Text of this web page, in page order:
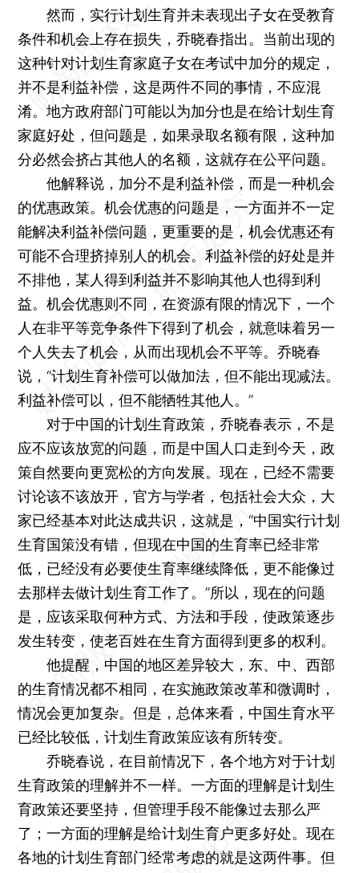
然而，实行计划生育并未表现出子女在受教育
条件和机会上存在损失，乔晓春指出。当前出现的
这种针对计划生育家庭子女在考试中加分的规定，
并不是利益补偿，这是两件不同的事情，不应混
淆。地方政府部门可能以为加分也是在给计划生育
家庭好处，但问题是，如果录取名额有限，这种加
分必然会挤占其他人的名额，这就存在公平问题。
他解释说，加分不是利益补偿，而是一种机会
的优惠政策。机会优惠的问题是，一方面并不一定
能解决利益补偿问题，更重要的是，机会优惠还有
可能不合理挤掉别人的机会。利益补偿的好处是并
不排他，某人得到利益并不影响其他人也得到利
益。机会优惠则不同，在资源有限的情况下，一个
人在非平等竞争条件下得到了机会，就意味着另一
个人失去了机会，从而出现机会不平等。乔晓春
说，“计划生育补偿可以做加法，但不能出现减法。
利益补偿可以，但不能牺牲其他人。”
对于中国的计划生育政策，乔晓春表示，不是
应不应该放宽的问题，而是中国人口走到今天，政
策自然要向更宽松的方向发展。现在，已经不需要
讨论该不该放开，官方与学者，包括社会大众，大
家已经基本对此达成共识，这就是，“中国实行计划
生育国策没有错，但现在中国的生育率已经非常
低，已经没有必要使生育率继续降低，更不能像过
去那样去做计划生育工作了。”所以，现在的问题
是，应该采取何种方式、方法和手段，使政策逐步
发生转变，使老百姓在生育方面得到更多的权利。
他提醒，中国的地区差异较大，东、中、西部
的生育情况都不相同，在实施政策改革和微调时，
情况会更加复杂。但是，总体来看，中国生育水平
已经比较低，计划生育政策应该有所转变。
乔晓春说，在目前情况下，各个地方对于计划
生育政策的理解并不一样。一方面的理解是计划生
育政策还要坚持，但管理手段不能像过去那么严
了；一方面的理解是给计划生育户更多好处。现在
各地的计划生育部门经常考虑的就是这两件事。但